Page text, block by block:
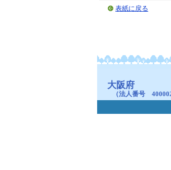
表紙に戻る
大阪府
（法人番号